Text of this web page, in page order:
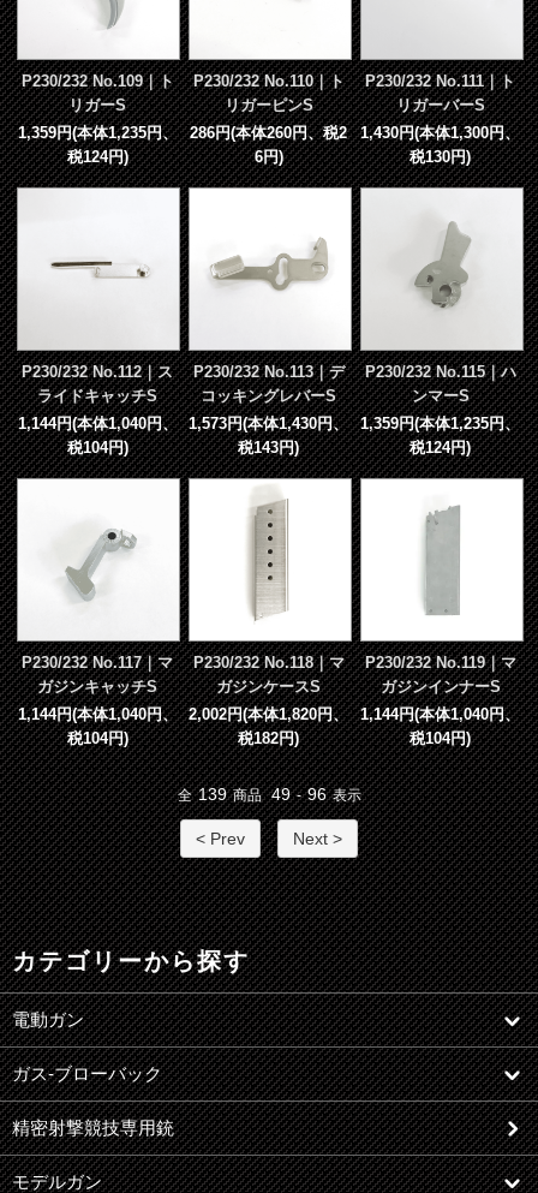
P230/232 No.109｜ト
リガーS
1,359円(本体1,235円、
税124円)
P230/232 No.110｜ト
リガーピンS
286円(本体260円、税2
6円)
P230/232 No.111｜ト
リガーバーS
1,430円(本体1,300円、
税130円)
P230/232 No.112｜ス
ライドキャッチS
1,144円(本体1,040円、
税104円)
P230/232 No.113｜デ
コッキングレバーS
1,573円(本体1,430円、
税143円)
P230/232 No.115｜ハ
ンマーS
1,359円(本体1,235円、
税124円)
P230/232 No.117｜マ
ガジンキャッチS
1,144円(本体1,040円、
税104円)
P230/232 No.118｜マ
ガジンケースS
2,002円(本体1,820円、
税182円)
P230/232 No.119｜マ
ガジンインナーS
1,144円(本体1,040円、
税104円)
全 139 商品 49 - 96 表示
< Prev Next >
カテゴリーから探す
電動ガン
ガス-ブローバック
精密射撃競技専用銃
モデルガン